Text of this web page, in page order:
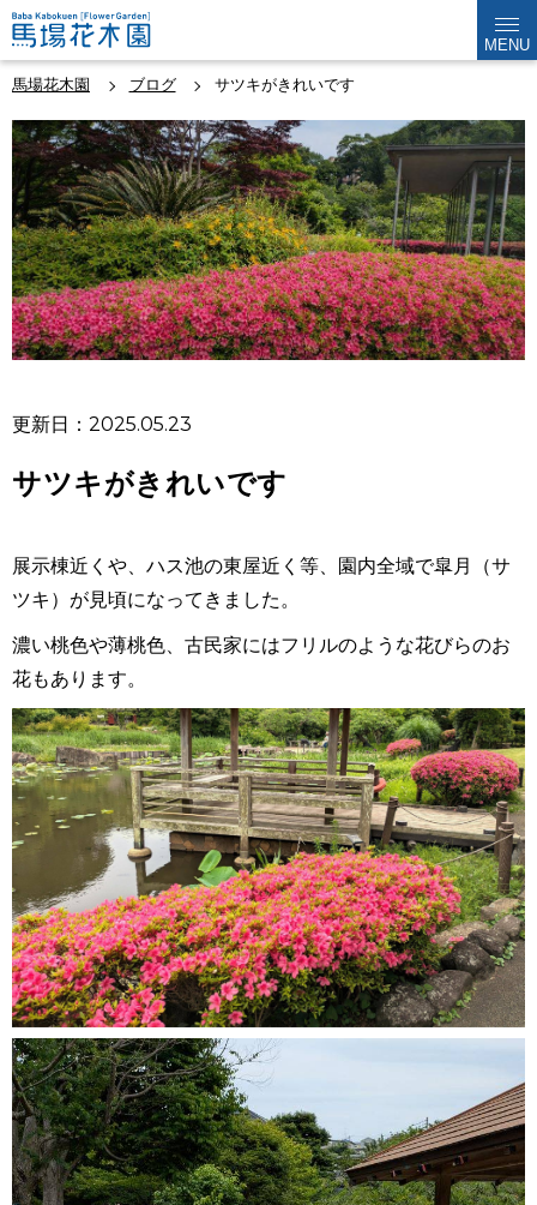
MENU
馬場花木園 ブログ サツキがきれいです
更新日：2025.05.23
サツキがきれいです
展示棟近くや、ハス池の東屋近く等、園内全域で皐月（サ
ツキ）が見頃になってきました。
濃い桃色や薄桃色、古民家にはフリルのような花びらのお
花もあります。